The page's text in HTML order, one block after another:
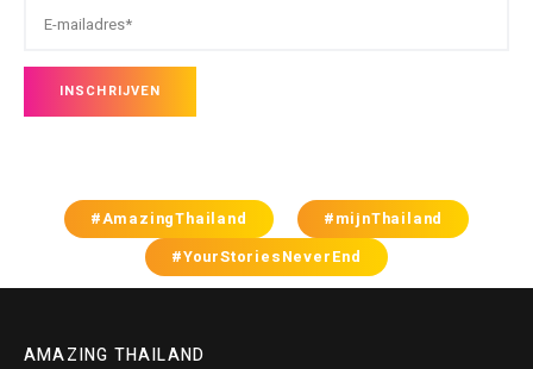
#AmazingThailand
#mijnThailand
#YourStoriesNeverEnd
AMAZING THAILAND